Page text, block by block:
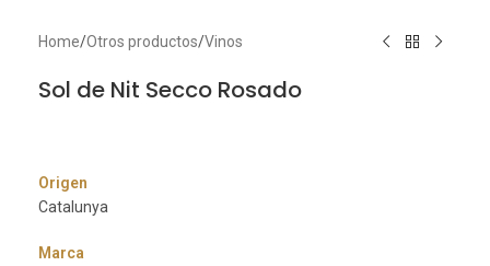
Home/Otros productos/Vinos
Sol de Nit Secco Rosado
Origen
Catalunya
Marca